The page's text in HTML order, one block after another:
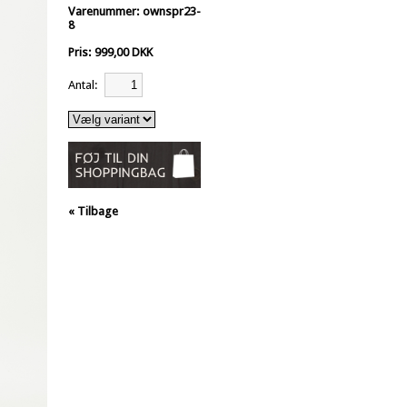
Varenummer: ownspr23-
8
Pris: 999,00 DKK
Antal:
« Tilbage